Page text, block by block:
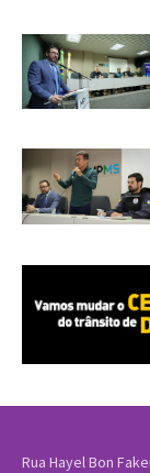
Rua Hayel Bon